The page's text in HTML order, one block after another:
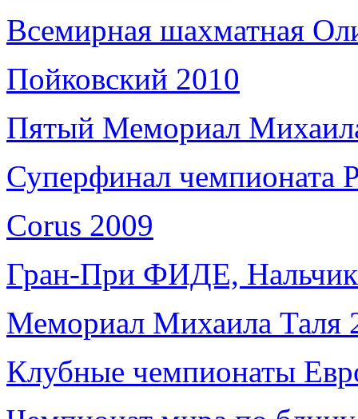
Всемирная шахматная
Пойковский 2010
Пятый Мемориал
Суперфинал чемпионата
Corus 2009
Гран-При ФИДЕ, Нальчик
Мемориал Михаила Таля
Клубные чемпионаты